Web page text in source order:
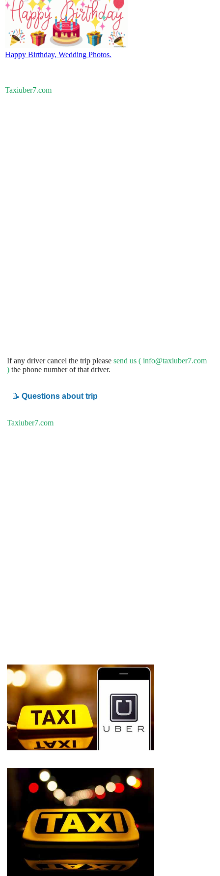
Happy Birthday, Wedding Photos.
Taxiuber7.com
If any driver cancel the trip please send us ( info@taxiuber7.com
) the phone number of that driver.
📝 Questions about trip
Taxiuber7.com